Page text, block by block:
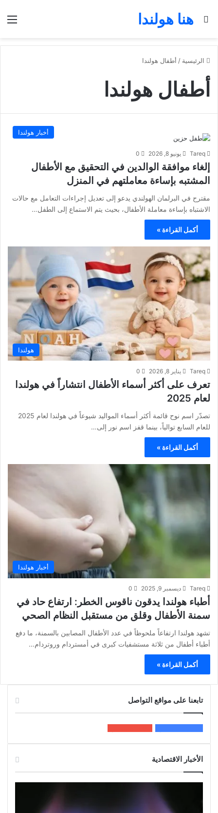
هنا هولندا
بحث عن
الرئيسية / أطفال هولندا
أطفال هولندا
أخبار هولندا
Tareq يونيو 8, 2026 0
إلغاء موافقة الوالدين في التحقيق مع الأطفال
المشتبه بإساءة معاملتهم في المنزل
مقترح في البرلمان الهولندي يدعو إلى تعديل إجراءات التعامل مع حالات
الاشتباه بإساءة معاملة الأطفال، بحيث يتم الاستماع إلى الطفل…
أكمل القراءة »
هولندا
Tareq يناير 8, 2026 0
تعرف على أكثر أسماء الأطفال انتشاراً في هولندا
لعام 2025
تصدّر اسم نوح قائمة أكثر أسماء المواليد شيوعاً في هولندا لعام 2025
للعام السابع توالياً، بينما قفز اسم نور إلى…
أكمل القراءة »
أخبار هولندا
Tareq ديسمبر 9, 2025 0
أطباء هولندا يدقون ناقوس الخطر: ارتفاع حاد في
سمنة الأطفال وقلق من مستقبل النظام الصحي
تشهد هولندا ارتفاعاً ملحوظاً في عدد الأطفال المصابين بالسمنة، ما دفع
أطباء أطفال من ثلاثة مستشفيات كبرى في أمستردام وروتردام…
أكمل القراءة »
تابعنا على مواقع التواصل
الأخبار الاقتصادية